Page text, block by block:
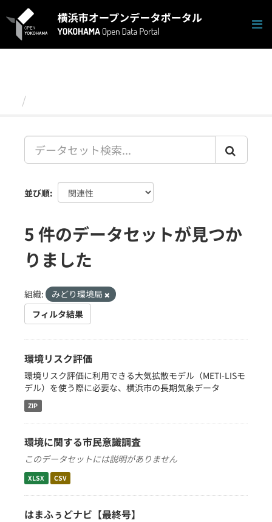
キ
並び順
5 件のデータセットが見つか
りました
組織:
みどり環境局
フィルタ結果
環境リスク評価
環境リスク評価に利用できる大気拡散モデル（METI-LISモ
デル）を使う際に必要な、横浜市の長期気象データ
ZIP
環境に関する市民意識調査
このデータセットには説明がありません
XLSX CSV
はまふぅどナビ【最終号】